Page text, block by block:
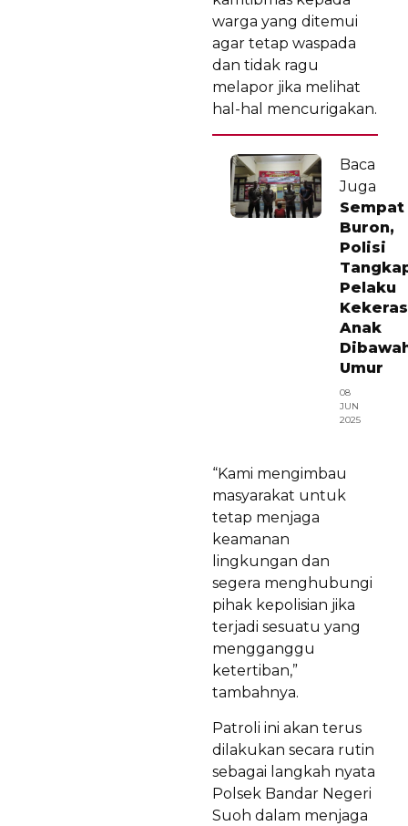
warga yang ditemui
agar tetap waspada
dan tidak ragu
melapor jika melihat
hal-hal mencurigakan.
Baca
Juga
Sempat
Buron,
Polisi
Pelaku
Anak
Umur
08
JUN
2025
“Kami mengimbau
masyarakat untuk
tetap menjaga
keamanan
lingkungan dan
segera menghubungi
pihak kepolisian jika
terjadi sesuatu yang
mengganggu
ketertiban,”
tambahnya.
Patroli ini akan terus
dilakukan secara rutin
sebagai langkah nyata
Polsek Bandar Negeri
Suoh dalam menjaga